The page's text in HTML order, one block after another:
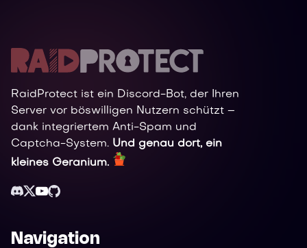
RaidProtect ist ein Discord-Bot, der Ihren
Server vor böswilligen Nutzern schützt –
dank integriertem Anti-Spam und
Captcha-System. Und genau dort, ein
kleines Geranium.
Navigation